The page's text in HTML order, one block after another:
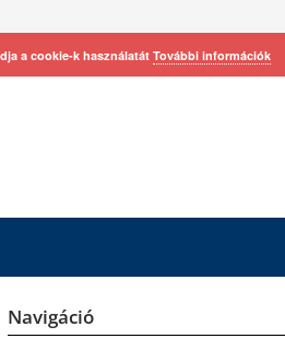
Navigáció
a cookie-k használatát További információk